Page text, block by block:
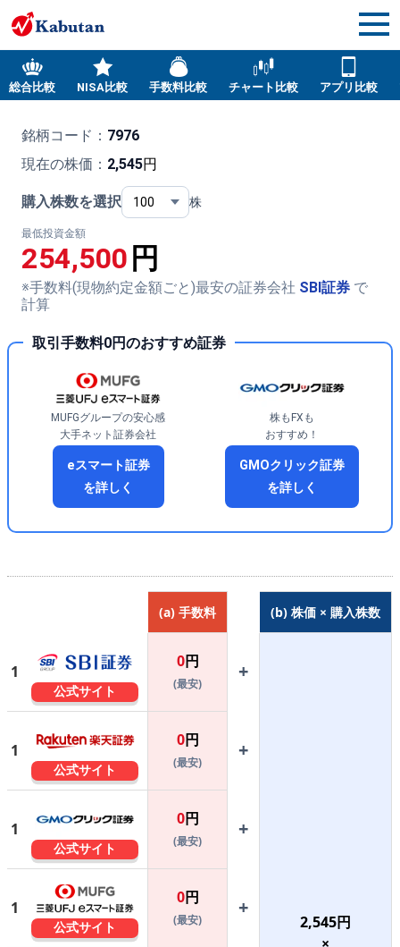
総合比較 NISA比較 手数料比較 チャート比較 アプリ比較
銘柄コード： 7976
現在の株価： 2,545円
購入株数を選択 株
最低投資金額
254,500 円
※手数料(現物約定金額ごと)最安の証券会社 SBI証券 で
計算
取引手数料0円のおすすめ証券
MUFGグループの安心感
大手ネット証券会社
eスマート証券
を詳しく
株もFXも
おすすめ！
GMOクリック証券
を詳しく
(a) 手数料 (b) 株価 × 購入株数
1
公式サイト
0円
(最安)
+
2,545円
1
公式サイト
0円
(最安)
+
1
公式サイト
0円
(最安)
+
1
公式サイト
0円
(最安)
+